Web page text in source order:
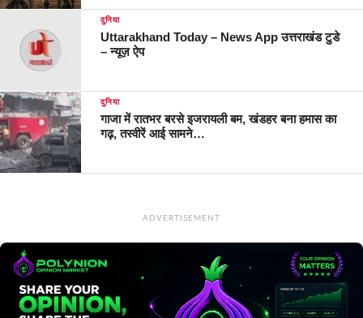
दुनिया
Uttarakhand Today – News App उत्तराखंड टुडे
– न्यूज़ ऐप
दुनिया
गाजा में रातभर बरसे इजरायली बम, खंडहर बना हमास का
गढ़, तस्वीरें आई सामने…
ADVERTISEMENT